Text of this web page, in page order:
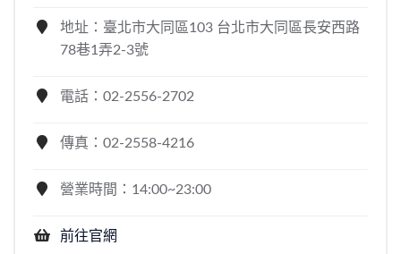
地址：臺北市大同區103 台北市大同區長安西路
78巷1弄2-3號
電話：02-2556-2702
傳真：02-2558-4216
營業時間：14:00~23:00
前往官網